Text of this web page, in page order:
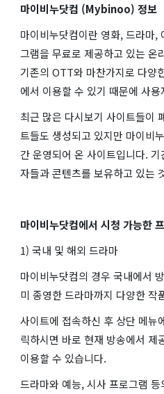
마이비누닷컴 (Mybinoo) 정보
마이비누닷컴이란 영화, 드라마,
그램을 무료로 제공하고 있는 온
기존의 OTT와 마찬가지로 다양
에서 이용할 수 있기 때문에 사
최근 많은 다시보기 사이트들이
트들도 생성되고 있지만 마이비
간 운영되어 온 사이트입니다.
자들과 콘텐츠를 보유하고 있는
마이비누닷컴에서 시청 가능한
1) 국내 및 해외 드라마
마이비누닷컴의 경우 국내에서
미 종영한 드라마까지 다양한 작
사이트에 접속하신 후 상단 메뉴
릭하시면 바로 현재 방송에서 제
이용할 수 있습니다.
드라마와 예능, 시사 프로그램